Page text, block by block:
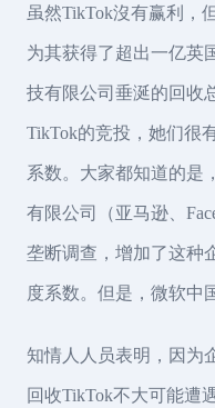
虽然TikTok沒有赢利，
为其获得了超出一亿英
技有限公司垂涎的回收
TikTok的竞投，她们很
系数。大家都知道的是
有限公司（亚马逊、
垄断调查，增加了这种
度系数。但是，微软中
知情人人员表明，因为
回收TikTok不大可能遭